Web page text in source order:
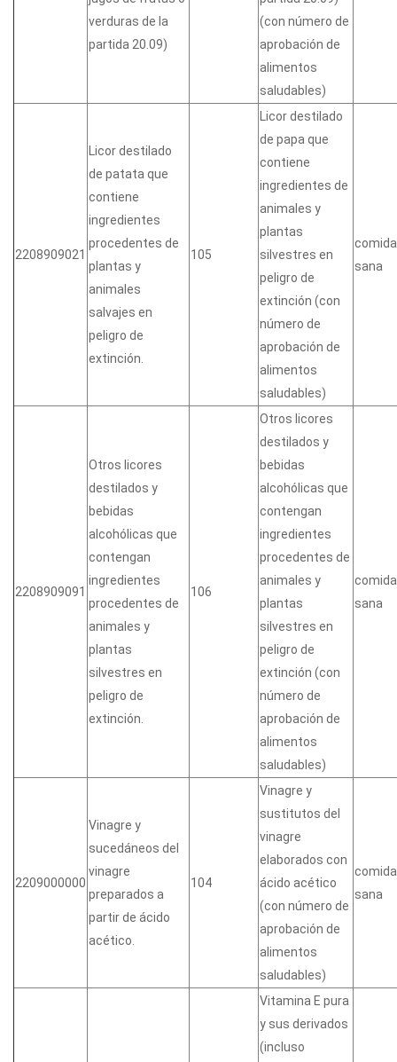
verduras de la
partida 20.09)
(con número de
aprobación de
alimentos
saludables)
2208909021
Licor destilado
de patata que
contiene
ingredientes
procedentes de
plantas y
animales
salvajes en
peligro de
extinción.
105
Licor destilado
de papa que
contiene
ingredientes de
animales y
plantas
silvestres en
peligro de
extinción (con
número de
aprobación de
alimentos
saludables)
comida
sana
2208909091
Otros licores
destilados y
bebidas
alcohólicas que
contengan
ingredientes
procedentes de
animales y
plantas
silvestres en
peligro de
extinción.
106
Otros licores
destilados y
bebidas
alcohólicas que
contengan
ingredientes
procedentes de
animales y
plantas
silvestres en
peligro de
extinción (con
número de
aprobación de
alimentos
saludables)
comida
sana
2209000000
Vinagre y
sucedáneos del
vinagre
preparados a
partir de ácido
acético.
104
Vinagre y
sustitutos del
vinagre
elaborados con
ácido acético
(con número de
aprobación de
alimentos
saludables)
comida
sana
Vitamina E pura
y sus derivados
(incluso